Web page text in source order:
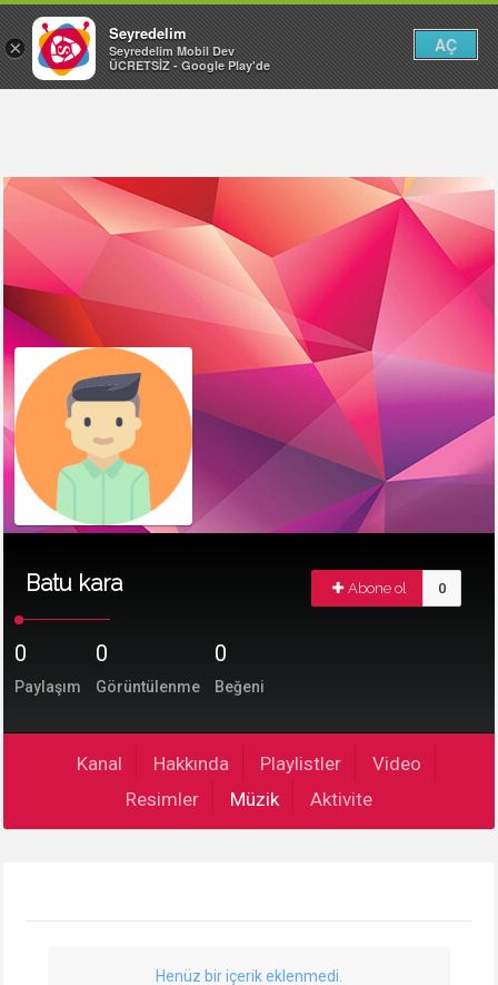
Batu kara Abone ol 0
0
Paylaşım
0
Görüntülenme
0
Beğeni
Kanal Hakkında Playlistler
Video
Resimler
Müzik Aktivite
Henüz bir içerik eklenmedi.
×
Seyredelim
Seyredelim Mobil Dev
ÜCRETSİZ - Google Play'de
AÇ